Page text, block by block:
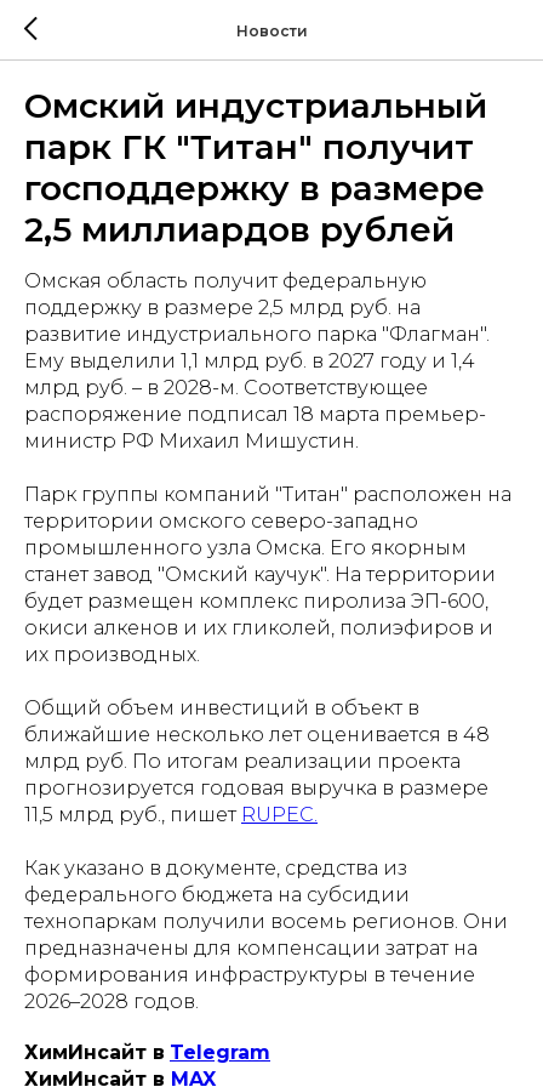
Новости
Омский индустриальный
парк ГК "Титан" получит
господдержку в размере
2,5 миллиардов рублей
Омская область получит федеральную
поддержку в размере 2,5 млрд руб. на
развитие индустриального парка "Флагман".
Ему выделили 1,1 млрд руб. в 2027 году и 1,4
млрд руб. – в 2028-м. Соответствующее
распоряжение подписал 18 марта премьер-
министр РФ Михаил Мишустин.
Парк группы компаний "Титан" расположен на
территории омского северо-западно
промышленного узла Омска. Его якорным
станет завод "Омский каучук". На территории
будет размещен комплекс пиролиза ЭП-600,
окиси алкенов и их гликолей, полиэфиров и
их производных.
Общий объем инвестиций в объект в
ближайшие несколько лет оценивается в 48
млрд руб. По итогам реализации проекта
прогнозируется годовая выручка в размере
11,5 млрд руб., пишет RUPEC.
Как указано в документе, средства из
федерального бюджета на субсидии
технопаркам получили восемь регионов. Они
предназначены для компенсации затрат на
формирования инфраструктуры в течение
2026–2028 годов.
ХимИнсайт в Telegram
ХимИнсайт в MAX